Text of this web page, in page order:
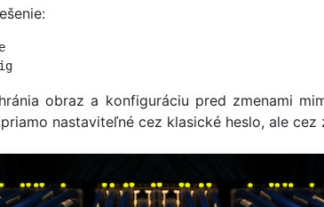
obraz a konfiguráciu pred zmenami
nastaviteľné cez klasické heslo, ale cez